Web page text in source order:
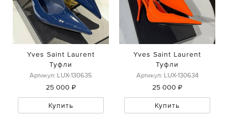
Yves Saint Laurent
Туфли
Артикул: LUX-130635
25 000 ₽
Купить
Yves Saint Laurent
Туфли
Артикул: LUX-130634
25 000 ₽
Купить